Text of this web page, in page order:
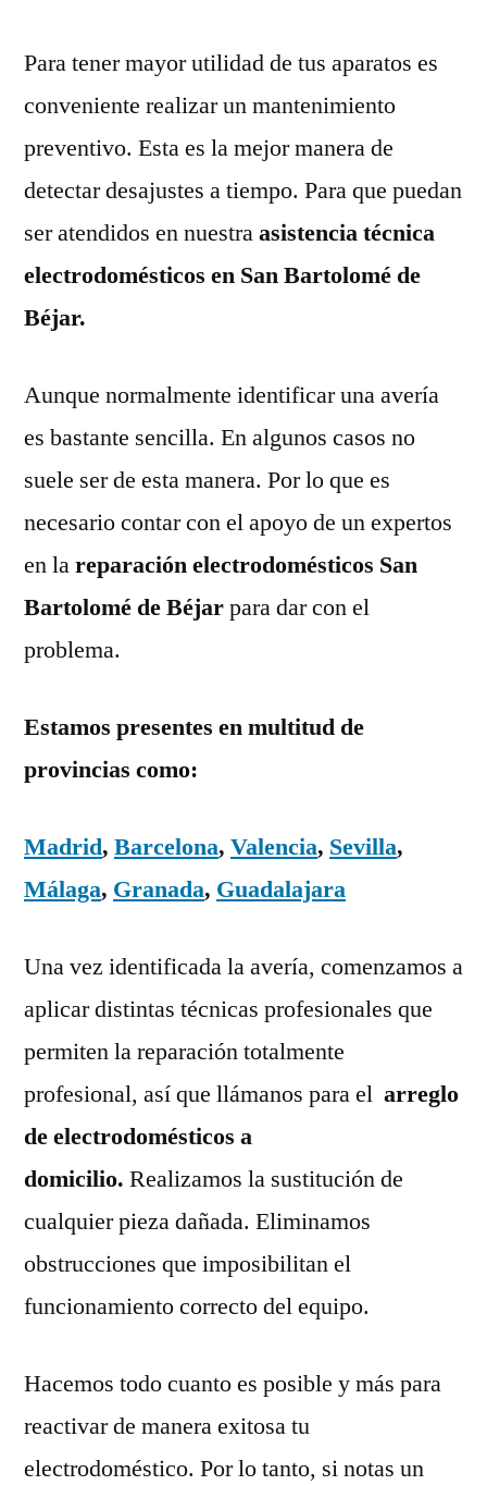
Para tener mayor utilidad de tus aparatos es
conveniente realizar un mantenimiento
preventivo. Esta es la mejor manera de
detectar desajustes a tiempo. Para que puedan
ser atendidos en nuestraasistencia técnica
electrodomésticos en San Bartolomé de
Béjar.
Aunque normalmente identificar una avería
es bastante sencilla. En algunos casos no
suele ser de esta manera. Por lo que es
necesario contar con el apoyo de un expertos
en lareparación electrodomésticos San
Bartolomé de Béjarpara dar con el
problema.
Estamos presentes en multitud de
provincias como:
Madrid, Barcelona, Valencia, Sevilla,
Málaga, Granada, Guadalajara
Una vez identificada la avería, comenzamos a
aplicar distintas técnicas profesionales que
permiten la reparación totalmente
profesional, así que llámanos para el arreglo
de electrodomésticos a
domicilio. Realizamos la sustitución de
cualquier pieza dañada. Eliminamos
obstrucciones que imposibilitan el
funcionamiento correcto del equipo.
Hacemos todo cuanto es posible y más para
reactivar de manera exitosa tu
electrodoméstico. Por lo tanto, si notas un